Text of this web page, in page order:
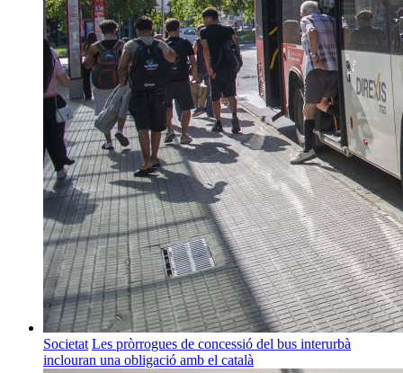
Societat Les pròrrogues de concessió del bus interurbà
inclouran una obligació amb el català